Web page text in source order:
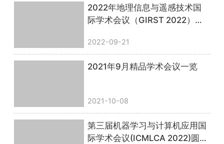
2022年地理信息与遥感技术国
际学术会议（GIRST 2022）顺
2022-09-21
2021年9月精品学术会议一览
2021-10-08
第三届机器学习与计算机应用国
际学术会议(ICMLCA 2022)圆满